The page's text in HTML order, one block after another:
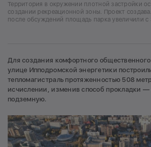
Территория в окружении плотной застройки
создании рекреационной зоны. Проект
после обсуждений площадь парка увеличили с
Для создания комфортного общественного
улице Ипподромской энергетики
тепломагистраль протяженностью 508
исчислении, изменив способ прокладки —
подземную.